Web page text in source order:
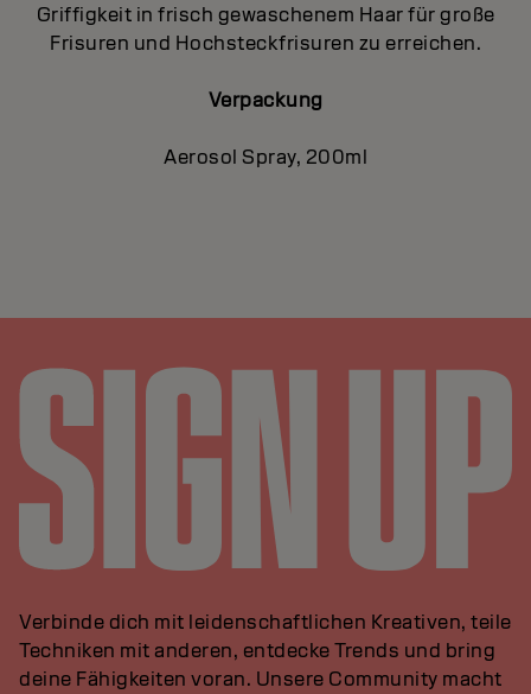
Griffigkeit in frisch gewaschenem Haar für große
Frisuren und Hochsteckfrisuren zu erreichen.
Verpackung
Aerosol Spray, 200ml
Verbinde dich mit leidenschaftlichen Kreativen, teile
Techniken mit anderen, entdecke Trends und bring
deine Fähigkeiten voran. Unsere Community macht